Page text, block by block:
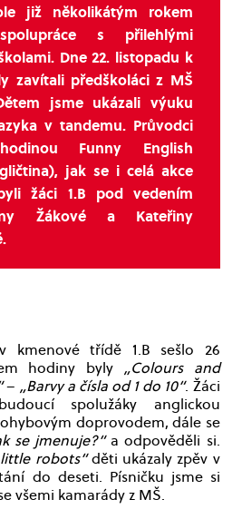
již několikátým rokem
s přilehlými
Dne 22. listopadu k
zavítali předškoláci z MŠ
jsme ukázali výuku
v tandemu. Průvodci
Funny English
jak se i celá akce
žáci 1.B pod vedením
Žákové a Kateřiny
kmenové třídě 1.B sešlo 26
hodiny byly „Colours and
– „Barvy a čísla od 1 do 10“. Žáci
spolužáky anglickou
doprovodem, dále se
se jmenuje?“a odpověděli si.
little robots“děti ukázaly zpěv v
do deseti. Písničku jsme si
všemi kamarády z MŠ.